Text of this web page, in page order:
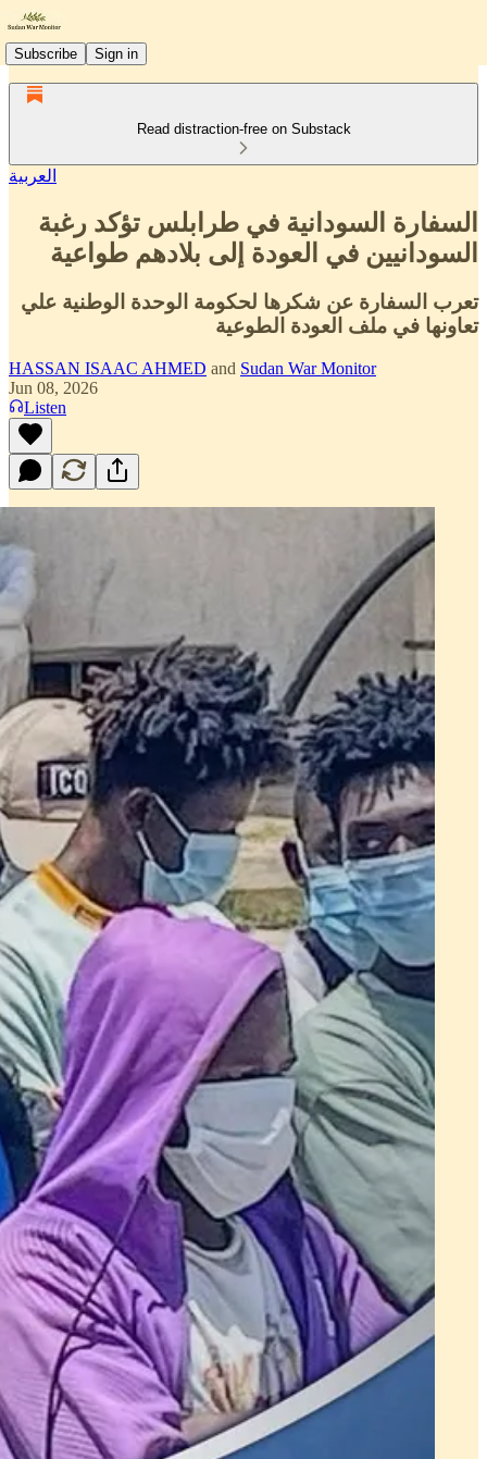
Subscribe Sign in
Read distraction-free on Substack
العربية
السفارة السودانية في طرابلس تؤكد رغبة
السودانيين في العودة إلى بلادهم طواعية
تعرب السفارة عن شكرها لحكومة الوحدة الوطنية علي
تعاونها في ملف العودة الطوعية
HASSAN ISAAC AHMED and Sudan War Monitor
Jun 08, 2026
Listen